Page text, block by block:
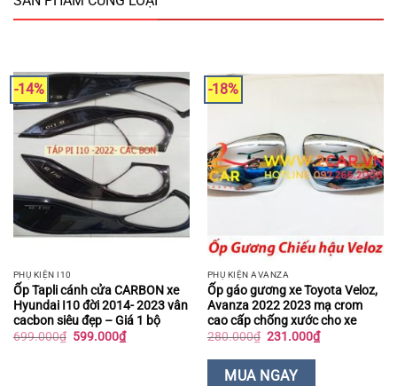
-14%
PHỤ KIỆN I10
Ốp Tapli cánh cửa CARBON xe
Hyundai I10 đời 2014- 2023 vân
cacbon siêu đẹp – Giá 1 bộ
699.000₫ Giá
599.000₫Giá
hiện
-18%
PHỤ KIỆN AVANZA
Ốp gáo gương xe Toyota Veloz,
Avanza 2022 2023 mạ crom
cao cấp chống xước cho xe
280.000₫ Giá
là:
280.000₫.
231.000₫Giá
hiện
MUA NGAY